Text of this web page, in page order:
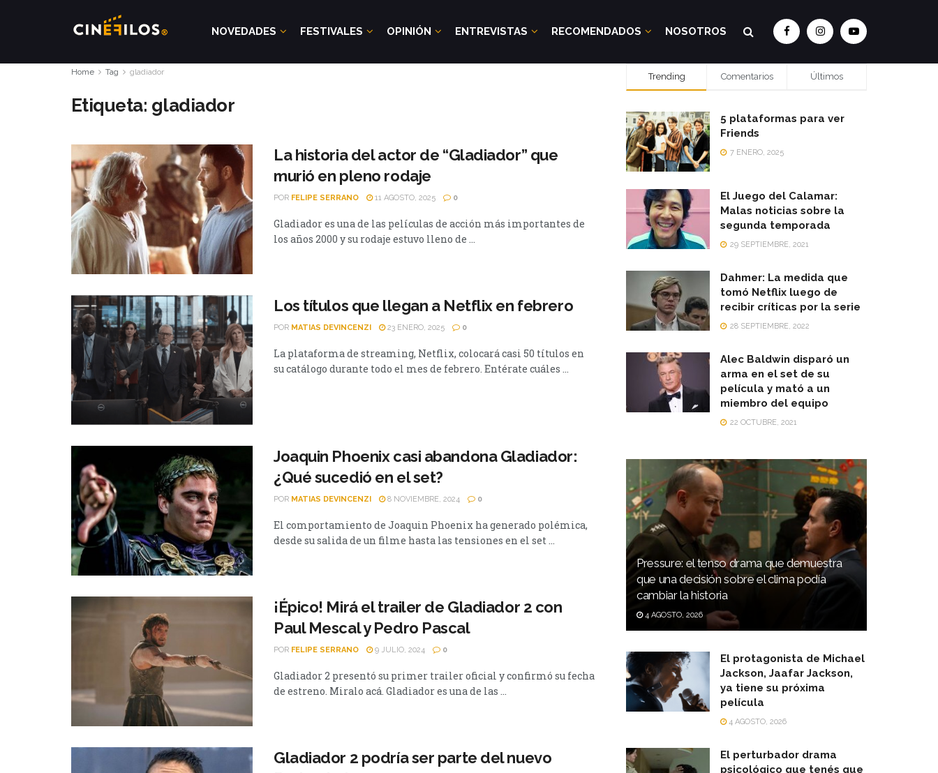
NOVEDADES FESTIVALES OPINIÓN ENTREVISTAS RECOMENDADOS NOSOTROS
Home Tag gladiador
Etiqueta: gladiador
La historia del actor de “Gladiador” que
murió en pleno rodaje
POR FELIPE SERRANO 11 AGOSTO, 2025 0
Gladiador es una de las películas de acción más importantes de
los años 2000 y su rodaje estuvo lleno de ...
Los títulos que llegan a Netflix en febrero
POR MATIAS DEVINCENZI 23 ENERO, 2025 0
La plataforma de streaming, Netflix, colocará casi 50 títulos en
su catálogo durante todo el mes de febrero. Entérate cuáles ...
Joaquin Phoenix casi abandona Gladiador:
¿Qué sucedió en el set?
POR MATIAS DEVINCENZI 8 NOVIEMBRE, 2024 0
El comportamiento de Joaquin Phoenix ha generado polémica,
desde su salida de un filme hasta las tensiones en el set ...
¡Épico! Mirá el trailer de Gladiador 2 con
Paul Mescal y Pedro Pascal
POR FELIPE SERRANO 9 JULIO, 2024 0
Gladiador 2 presentó su primer trailer oficial y confirmó su fecha
de estreno. Miralo acá. Gladiador es una de las ...
Gladiador 2 podría ser parte del nuevo
Trending Comentarios Últimos
5 plataformas para ver
Friends
7 ENERO, 2025
El Juego del Calamar:
Malas noticias sobre la
segunda temporada
29 SEPTIEMBRE, 2021
Dahmer: La medida que
tomó Netflix luego de
recibir críticas por la serie
28 SEPTIEMBRE, 2022
Alec Baldwin disparó un
arma en el set de su
película y mató a un
miembro del equipo
22 OCTUBRE, 2021
Pressure: el tenso drama que demuestra
que una decisión sobre el clima podía
cambiar la historia
4 AGOSTO, 2026
El protagonista de Michael
Jackson, Jaafar Jackson,
ya tiene su próxima
película
4 AGOSTO, 2026
El perturbador drama
psicológico que tenés que